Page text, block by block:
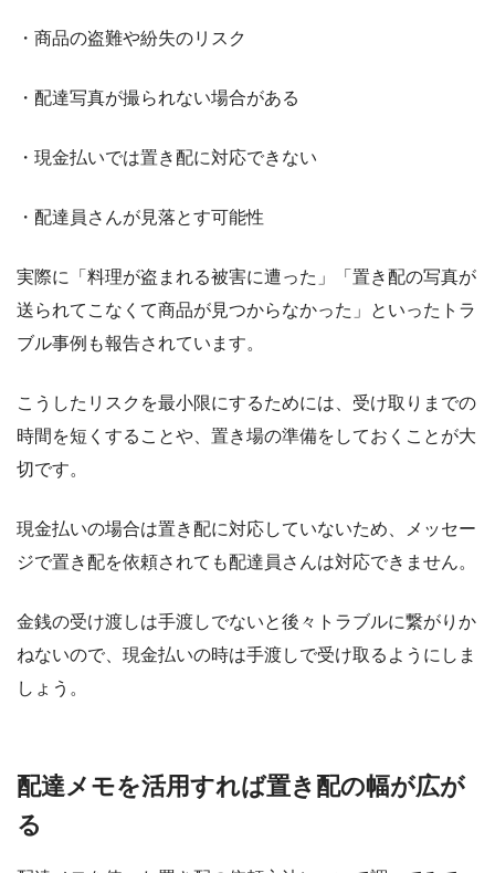
・商品の盗難や紛失のリスク
・配達写真が撮られない場合がある
・現金払いでは置き配に対応できない
・配達員さんが見落とす可能性
実際に「料理が盗まれる被害に遭った」「置き配の写真が
送られてこなくて商品が見つからなかった」といったトラ
ブル事例も報告されています。
こうしたリスクを最小限にするためには、受け取りまでの
時間を短くすることや、置き場の準備をしておくことが大
切です。
現金払いの場合は置き配に対応していないため、メッセー
ジで置き配を依頼されても配達員さんは対応できません。
金銭の受け渡しは手渡しでないと後々トラブルに繋がりか
ねないので、現金払いの時は手渡しで受け取るようにしま
しょう。
配達メモを活用すれば置き配の幅が広が
る